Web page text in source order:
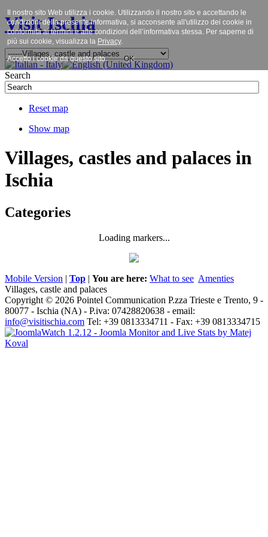
Visit Ischia
Search
Reset map
Show map
Villages, castles and palaces in
Ischia
Categories
Loading markers...
Mobile Version | Top | You are here: What to see Amenties
Villages, castle and palaces
Copyright © 2026 Pointel Communication P.zza Trieste e Trento, 9 -
80077 - Ischia (NA) - P.iva: 07428820638 - email:
info@visitischia.com Tel: +39 0813334711 - Fax: +39 0813334715
Il nostro sito Web utilizza i cookie. Utilizzando il nostro sito e accettando le
condizioni della presente informativa, si acconsente all'utilizzo dei cookie in
conformità ai termini e alle condizioni dell’informativa stessa. Per saperne di
più sui cookie, visualizza la Privacy.
Accetto i cookie da questo sito. OK